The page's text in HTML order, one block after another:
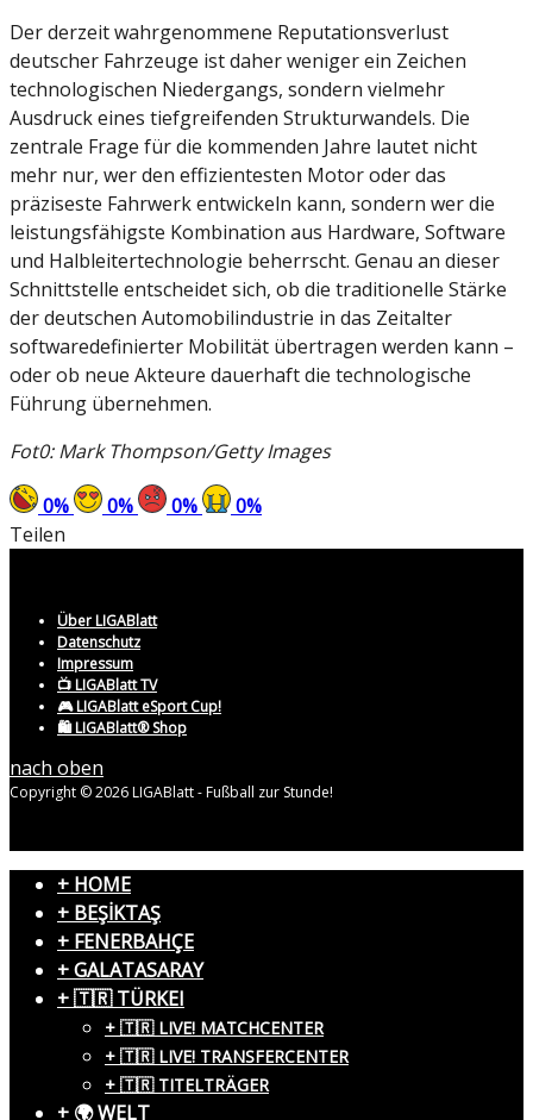
Der derzeit wahrgenommene Reputationsverlust
deutscher Fahrzeuge ist daher weniger ein Zeichen
technologischen Niedergangs, sondern vielmehr
Ausdruck eines tiefgreifenden Strukturwandels. Die
zentrale Frage für die kommenden Jahre lautet nicht
mehr nur, wer den effizientesten Motor oder das
präziseste Fahrwerk entwickeln kann, sondern wer die
leistungsfähigste Kombination aus Hardware, Software
und Halbleitertechnologie beherrscht. Genau an dieser
Schnittstelle entscheidet sich, ob die traditionelle Stärke
der deutschen Automobilindustrie in das Zeitalter
softwaredefinierter Mobilität übertragen werden kann –
oder ob neue Akteure dauerhaft die technologische
Führung übernehmen.
Fot0: Mark Thompson/Getty Images
0% 0% 0% 0%
Teilen
Über LIGABlatt
Datenschutz
Impressum
📺 LIGABlatt TV
🎮 LIGABlatt eSport Cup!
🛍️ LIGABlatt® Shop
nach oben
Copyright © 2026 LIGABlatt - Fußball zur Stunde!
+ HOME
+ BEŞİKTAŞ
+ FENERBAHÇE
+ GALATASARAY
+ 🇹🇷 TÜRKEI
+ 🇹🇷 LIVE! MATCHCENTER
+ 🇹🇷 LIVE! TRANSFERCENTER
+ 🇹🇷 TITELTRÄGER
+ 🌍 WELT